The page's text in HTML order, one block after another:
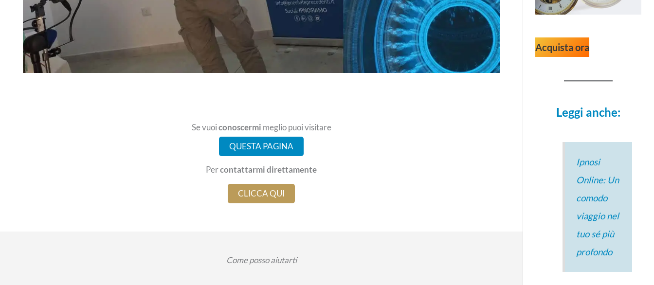
Se vuoiconoscermi meglio puoi visitare
QUESTA PAGINA
Percontattarmi direttamente
CLICCA QUI
Come posso aiutarti
Acquista ora
Leggi anche:
Ipnosi
Online: Un
comodo
viaggio nel
tuo sé più
profondo